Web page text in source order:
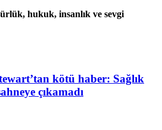
hukuk, insanlık ve sevgi
kötü haber: Sağlık
çıkamadı